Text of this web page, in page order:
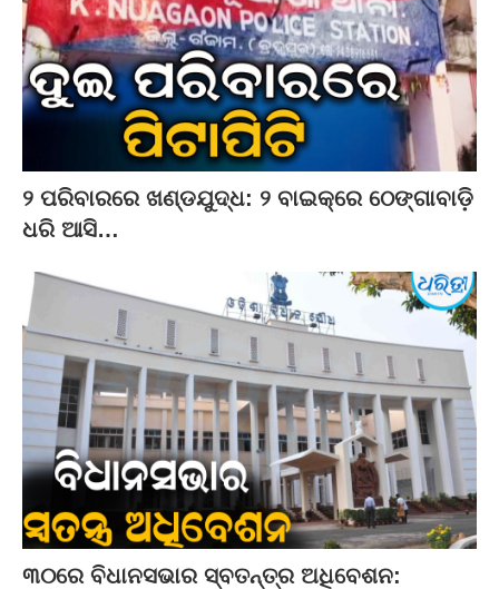
୨ ପରିବାରରେ ଖଣ୍ଡଯୁଦ୍ଧ: ୨ ବାଇକ୍‌ରେ ଠେଙ୍ଗାବାଡ଼ି
ଧରି ଆସି…
୩୦ରେ ବିଧାନସଭାର ସ୍ବତନ୍ତ୍ର ଅଧିବେଶନ: